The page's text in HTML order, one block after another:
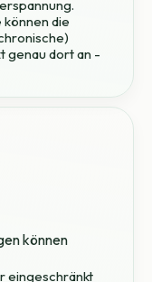
die
genau dort an -
können
eingeschränkt